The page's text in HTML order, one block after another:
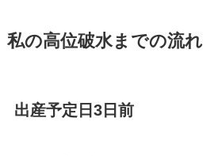
私の高位破水までの流れ
出産予定日3日前